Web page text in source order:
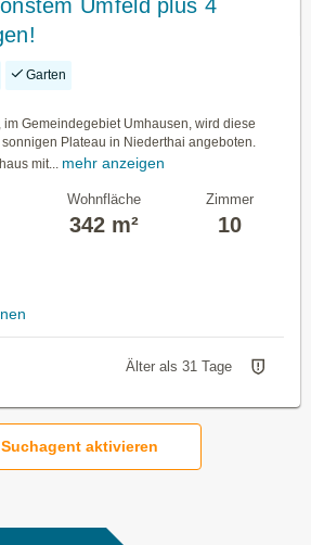
Umfeld plus 4
Garten
im Gemeindegebiet Umhausen, wird diese
Plateau in Niederthai angeboten.
mit...
mehr anzeigen
Wohnfläche
342 m²
Zimmer
10
Älter als 31 Tage
Suchagent aktivieren